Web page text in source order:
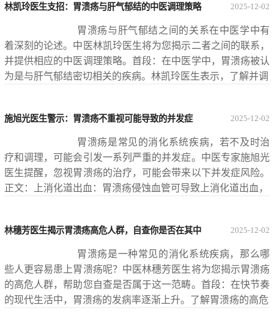
林凯玲医生支招：胃溃疡与肝气郁结的中医调理策略 2025-12-02
胃溃疡与肝气郁结之间的关系在中医学中有
着深刻的论述。中医林凯玲医生将为您揭示二者之间的联系，
并提供相应的中医调理策略。首段：在中医学中，胃溃疡被认
为是与肝气郁结密切相关的疾病。林凯玲医生表示，了解并调
施旭光医生警示：胃溃疡不重视可能导致的并发症 2025-12-02
胃溃疡是常见的消化系统疾病，若不及时治
疗和调理，可能会引发一系列严重的并发症。中医专家施旭光
医生提醒，忽视胃溃疡的治疗，可能会带来以下并发症风险。
正文：上消化道出血：胃溃疡侵蚀血管可导致上消化道出血，
林穗芳医生揭示胃溃疡高危人群，自查你是否在其中 2025-12-02
胃溃疡是一种常见的消化系统疾病，那么哪
些人更容易患上胃溃疡呢？中医林穗芳医生将为您揭示胃溃疡
的高危人群，帮助您自查是否属于这一范畴。首段：在快节奏
的现代生活中，胃溃疡的发病率逐渐上升。了解胃溃疡的高危